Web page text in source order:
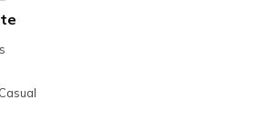
Casual